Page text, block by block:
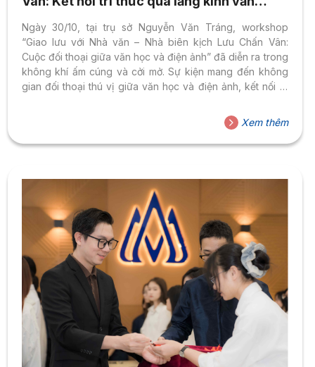
Ngày 30/10, tại trụ sở Nguyễn Văn Tráng, workshop
“Giao lưu với Nhà văn – Nhà biên kịch Lưu Chấn Vân:
Cuộc đối thoại giữa văn học và điện ảnh” đã diễn ra trong
không khí ấm cúng và cởi mở. Sự kiện mang đến không
gian đối thoại thú vị giữa văn học và điện ảnh, kết nối tri
mở rộng góc nhìn văn hóa và sáng tạo. Giao lưu văn học
Việt – Trung: Hành trình kết nối tri thức và cảm hứng sáng
tạo Sự...
Xem thêm